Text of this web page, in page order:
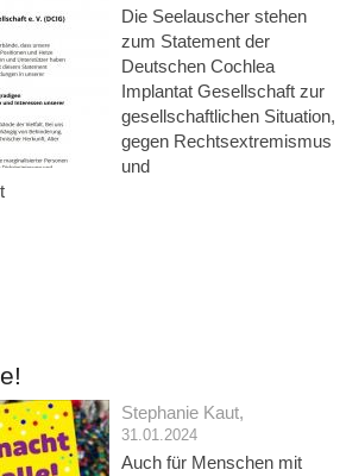
Die Seelauscher stehen
zum Statement der
Deutschen Cochlea
Implantat Gesellschaft zur
gesellschaftlichen Situation,
gegen Rechtsextremismus
und
Stephanie Kaut,
31.01.2024
Auch für Menschen mit